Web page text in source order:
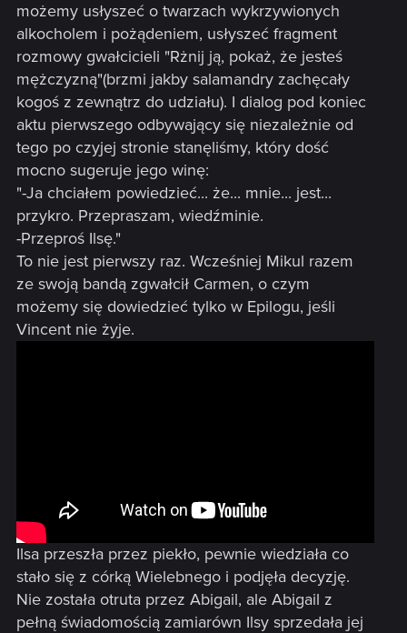
możemy usłyszeć o twarzach wykrzywionych
alkocholem i pożądeniem, usłyszeć fragment
rozmowy gwałcicieli "Rżnij ją, pokaż, że jesteś
mężczyzną"(brzmi jakby salamandry zachęcały
kogoś z zewnątrz do udziału). I dialog pod koniec
aktu pierwszego odbywający się niezależnie od
tego po czyjej stronie stanęliśmy, który dość
mocno sugeruje jego winę:
"-Ja chciałem powiedzieć... że... mnie... jest...
przykro. Przepraszam, wiedźminie.
-Przeproś Ilsę."
To nie jest pierwszy raz. Wcześniej Mikul razem
ze swoją bandą zgwałcił Carmen, o czym
możemy się dowiedzieć tylko w Epilogu, jeśli
Vincent nie żyje.
Ilsa przeszła przez piekło, pewnie wiedziała co
stało się z córką Wielebnego i podjęła decyzję.
Nie została otruta przez Abigail, ale Abigail z
pełną świadomością zamiarówn Ilsy sprzedała jej